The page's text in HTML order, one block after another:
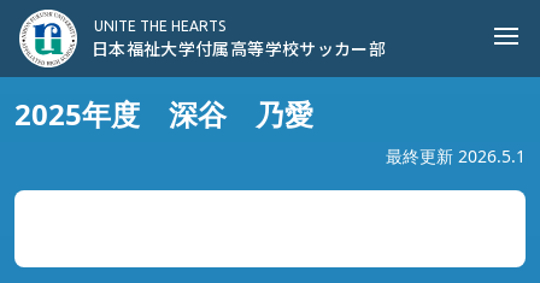
日本福祉大学付属高等学校サッカー部
UNITE THE HEARTS
日本福祉大学付属高等学校サッカー部
2025年度 深谷 乃愛
最終更新 2026.5.1